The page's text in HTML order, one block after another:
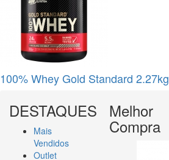
100% Whey Gold Standard 2.27kg
DESTAQUES
Mais
Vendidos
Outlet
Melhor
Compra